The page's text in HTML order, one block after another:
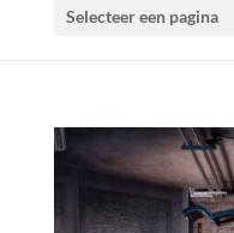
Selecteer een pagina